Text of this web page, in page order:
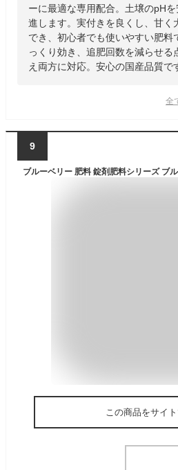
ーに最適な専用配合。土壌のpH
進します。実付きを良くし、甘く
でき、初心者でも使いやすい肥料
っくり効き、追肥回数を減らせる
え両方に対応。安心の国産品質で
全
9
この商品をサイ